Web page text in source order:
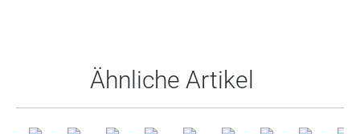
Ähnliche Artikel